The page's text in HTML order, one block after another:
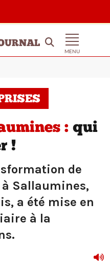
MENU
: qui
!
de
Sallaumines,
a été mise en
à la